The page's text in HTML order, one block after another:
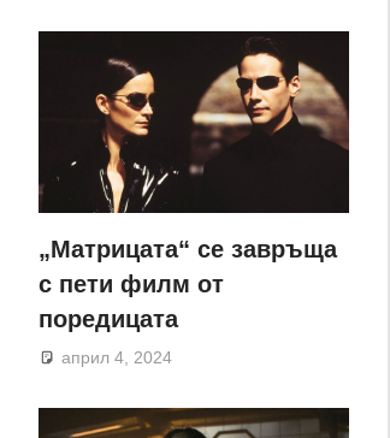
„Матрицата“ се завръща
с пети филм от
поредицата
април 4, 2024